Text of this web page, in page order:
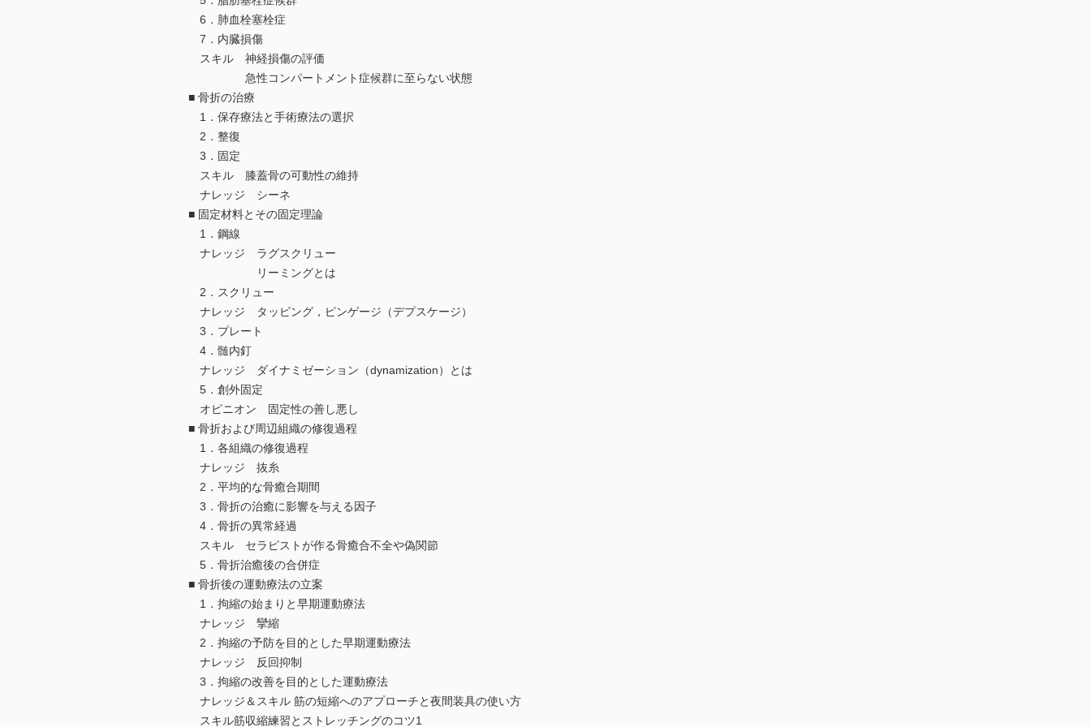
6．肺血栓塞栓症
7．内臓損傷
スキル 神経損傷の評価
急性コンパートメント症候群に至らない状態
■ 骨折の治療
1．保存療法と手術療法の選択
2．整復
3．固定
スキル 膝蓋骨の可動性の維持
ナレッジ シーネ
■ 固定材料とその固定理論
1．鋼線
ナレッジ ラグスクリュー
リーミングとは
2．スクリュー
ナレッジ タッピング，ピンゲージ（デプスケージ）
3．プレート
4．髄内釘
ナレッジ ダイナミゼーション（dynamization）とは
5．創外固定
オピニオン 固定性の善し悪し
■ 骨折および周辺組織の修復過程
1．各組織の修復過程
ナレッジ 抜糸
2．平均的な骨癒合期間
3．骨折の治癒に影響を与える因子
4．骨折の異常経過
スキル セラピストが作る骨癒合不全や偽関節
5．骨折治癒後の合併症
■ 骨折後の運動療法の立案
1．拘縮の始まりと早期運動療法
ナレッジ 攣縮
2．拘縮の予防を目的とした早期運動療法
ナレッジ 反回抑制
3．拘縮の改善を目的とした運動療法
ナレッジ＆スキル 筋の短縮へのアプローチと夜間装具の使い方
スキル筋収縮練習とストレッチングのコツ1